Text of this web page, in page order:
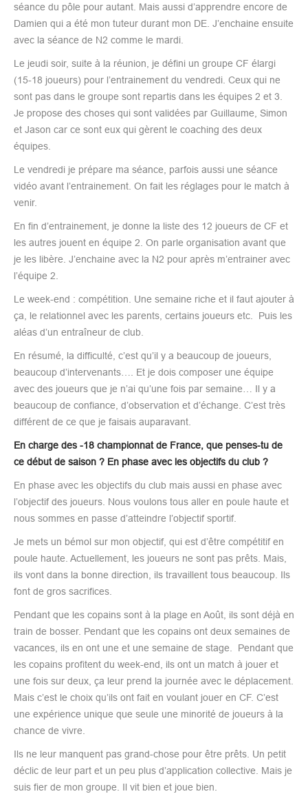
séance du pôle pour autant. Mais aussi d’apprendre encore de
Damien qui a été mon tuteur durant mon DE. J’enchaine ensuite
avec la séance de N2 comme le mardi.
Le jeudi soir, suite à la réunion, je défini un groupe CF élargi
(15-18 joueurs) pour l’entrainement du vendredi. Ceux qui ne
sont pas dans le groupe sont repartis dans les équipes 2 et 3.
Je propose des choses qui sont validées par Guillaume, Simon
et Jason car ce sont eux qui gèrent le coaching des deux
équipes.
Le vendredi je prépare ma séance, parfois aussi une séance
vidéo avant l’entrainement. On fait les réglages pour le match à
venir.
En fin d’entrainement, je donne la liste des 12 joueurs de CF et
les autres jouent en équipe 2. On parle organisation avant que
je les libère. J’enchaine avec la N2 pour après m’entrainer avec
l’équipe 2.
Le week-end : compétition. Une semaine riche et il faut ajouter à
ça, le relationnel avec les parents, certains joueurs etc. Puis les
aléas d’un entraîneur de club.
En résumé, la difficulté, c’est qu’il y a beaucoup de joueurs,
beaucoup d’intervenants…. Et je dois composer une équipe
avec des joueurs que je n’ai qu’une fois par semaine… Il y a
beaucoup de confiance, d’observation et d’échange. C’est très
différent de ce que je faisais auparavant.
En charge des -18 championnat de France, que penses-tu de
ce début de saison ? En phase avec les objectifs du club ?
En phase avec les objectifs du club mais aussi en phase avec
l’objectif des joueurs. Nous voulons tous aller en poule haute et
nous sommes en passe d’atteindre l’objectif sportif.
Je mets un bémol sur mon objectif, qui est d’être compétitif en
poule haute. Actuellement, les joueurs ne sont pas prêts. Mais,
ils vont dans la bonne direction, ils travaillent tous beaucoup. Ils
font de gros sacrifices.
Pendant que les copains sont à la plage en Août, ils sont déjà en
train de bosser. Pendant que les copains ont deux semaines de
vacances, ils en ont une et une semaine de stage. Pendant que
les copains profitent du week-end, ils ont un match à jouer et
une fois sur deux, ça leur prend la journée avec le déplacement.
Mais c’est le choix qu’ils ont fait en voulant jouer en CF. C’est
une expérience unique que seule une minorité de joueurs à la
chance de vivre.
Ils ne leur manquent pas grand-chose pour être prêts. Un petit
déclic de leur part et un peu plus d’application collective. Mais je
suis fier de mon groupe. Il vit bien et joue bien.